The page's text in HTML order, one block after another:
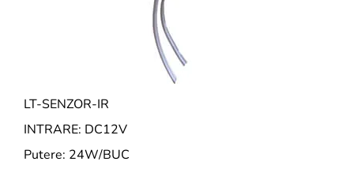
LT-SENZOR-IR
INTRARE: DC12V
Putere: 24W/BUC